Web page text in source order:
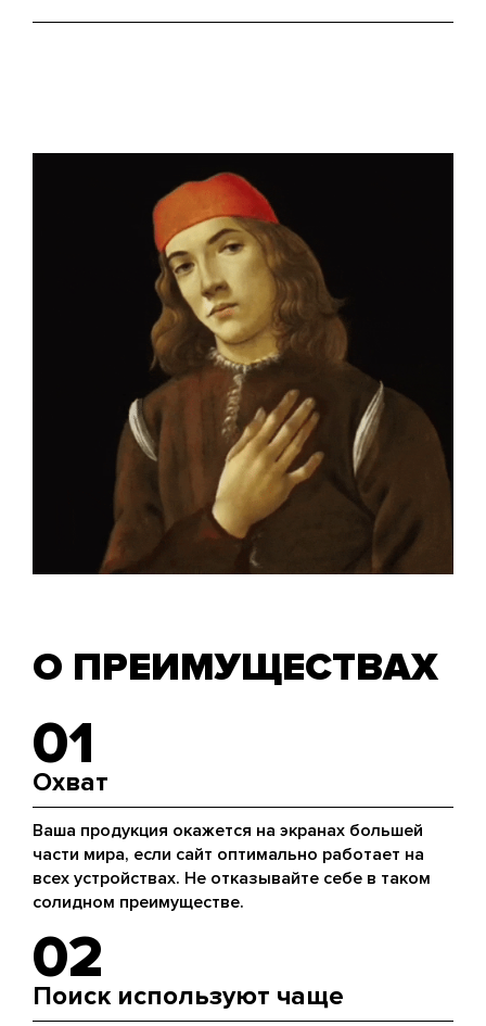
О ПРЕИМУЩЕСТВАХ
01
Охват
Ваша продукция окажется на экранах большей
части мира, если сайт оптимально работает на
всех устройствах. Не отказывайте себе в таком
солидном преимуществе.
02
Поиск используют чаще